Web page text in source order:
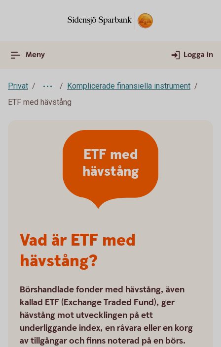
Meny Logga in
Privat
Komplicerade finansiella instrument
ETF med hävstång
Vad är ETF med
hävstång?
Börshandlade fonder med hävstång, även
kallad ETF (Exchange Traded Fund), ger
hävstång mot utvecklingen på ett
underliggande index, en råvara eller en korg
av tillgångar och finns noterad på en börs.
ETF med
hävstång